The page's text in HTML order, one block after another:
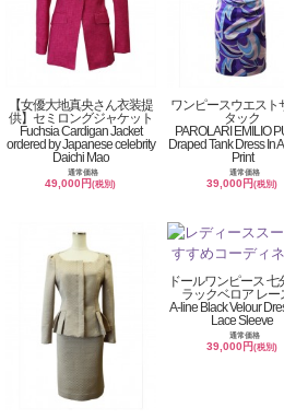
【女優大地真央さん衣装提
供】セミロングジャケット
Fuchsia Cardigan Jacket
ordered by Japanese celebrity
Daichi Mao
通常価格
49,000円(税別)
ワンピースウエスト
タック
PAROLARI EMILIO
Draped Tank Dress In
Print
通常価格
39,000円(税別)
ドールワンピース 七
ラックベロア レー
A-line Black Velour
Lace Sleeve
通常価格
39,000円(税別)